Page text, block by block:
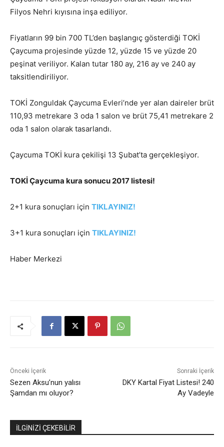
Filyos Nehri kıyısına inşa ediliyor.
Fiyatların 99 bin 700 TL’den başlangıç gösterdiği TOKİ
Çaycuma projesinde yüzde 12, yüzde 15 ve yüzde 20
peşinat veriliyor. Kalan tutar 180 ay, 216 ay ve 240 ay
taksitlendiriliyor.
TOKİ Zonguldak Çaycuma Evleri’nde yer alan daireler brüt
110,93 metrekare 3 oda 1 salon ve brüt 75,41 metrekare 2
oda 1 salon olarak tasarlandı.
Çaycuma TOKİ kura çekilişi 13 Şubat’ta gerçekleşiyor.
TOKİ Çaycuma kura sonucu 2017 listesi!
2+1 kura sonuçları için TIKLAYINIZ!
3+1 kura sonuçları için TIKLAYINIZ!
Haber Merkezi
Önceki İçerik
Sezen Aksu’nun yalısı
Şamdan mı oluyor?
Sonraki İçerik
DKY Kartal Fiyat Listesi! 240
Ay Vadeyle
İLGİNİZİ ÇEKEBİLİR